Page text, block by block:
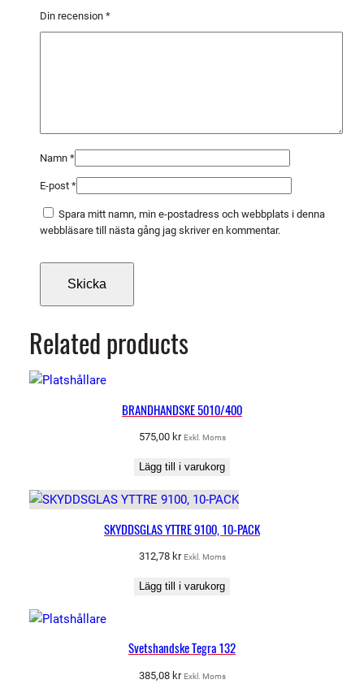
Din recension *
Namn *
E-post *
Spara mitt namn, min e-postadress och webbplats i denna
webbläsare till nästa gång jag skriver en kommentar.
Related products
BRANDHANDSKE 5010/400
575,00 kr Exkl. Moms
Lägg till i varukorg
SKYDDSGLAS YTTRE 9100, 10-PACK
312,78 kr Exkl. Moms
Lägg till i varukorg
Svetshandske Tegra 132
385,08 kr Exkl. Moms